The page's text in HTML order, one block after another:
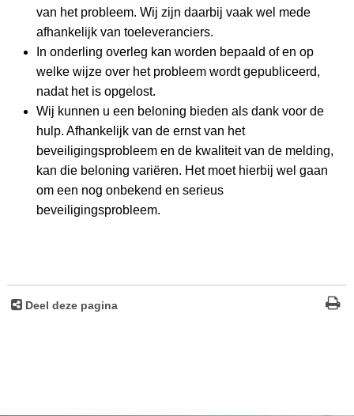
van het probleem. Wij zijn daarbij vaak wel mede
afhankelijk van toeleveranciers.
In onderling overleg kan worden bepaald of en op
welke wijze over het probleem wordt gepubliceerd,
nadat het is opgelost.
Wij kunnen u een beloning bieden als dank voor de
hulp. Afhankelijk van de ernst van het
beveiligingsprobleem en de kwaliteit van de melding,
kan die beloning variëren. Het moet hierbij wel gaan
om een nog onbekend en serieus
beveiligingsprobleem.
Deel deze pagina